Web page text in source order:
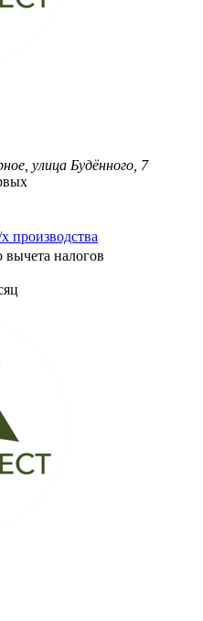
улица Будённого, 7
производства
вычета налогов